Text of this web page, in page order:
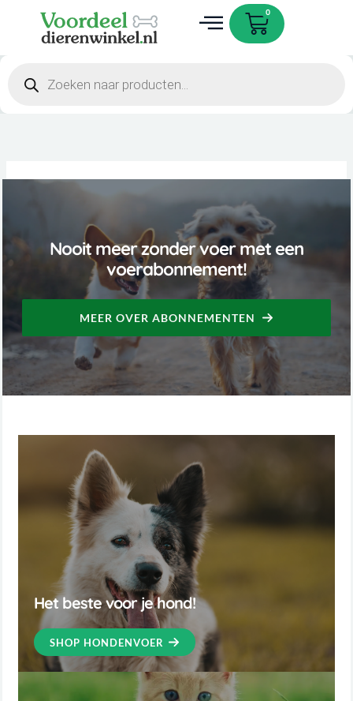
content
0
Cart
search
Nooit meer zonder voer met een
voerabonnement!
MEER OVER ABONNEMENTEN
Het beste voor je hond!
SHOP HONDENVOER